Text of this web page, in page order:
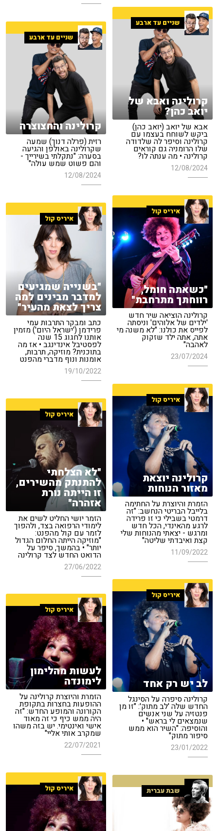
שניים עד ארבע
קרולינה ואבא של
יואב כהן?
אבא של יואב (יואב כהן)
ביקש לשוחח בעצמו עם
קרולינה וסיפר לה שלדודה
שלו הרומניה גם קוראים
קרולינה • מה ענתה לו?
12/08/2024
שניים עד ארבע
קרולינה והחצוצרה
רזית (פרלה דנוך) שמעה
שקרולינה באולפן והגיעה
בסערה: "נתקלתי בשירייך -
והם פשוט שמש עולה"
12/08/2024
איריס קול
"כשאתה חומל,
רווחתך מתרחבת"
קרולינה הוציאה שיר חדש
'ילדים של אלוהים' וניסתה
לפייס את כולנו: "לא משנה מי
אתה, אתה ילד שזקוק
לאהבה"
23/07/2024
איריס קול
"בשנייה שמגיעים
למדבר מבינים למה
צריך לצאת מהעיר"
כתב ומבקר התרבות עמי
פרידמן ('ישראל היום') מזמין
אותנו לחגוג 15 שנה
לפסטיבל אינדינגב • אז מה
בתוכנית? מוזיקה, תרבות,
אומנות ונוף מדברי מהפנט
19/10/2022
איריס קול
קרולינה יוצאת
מאזור הנוחות
הזמרת והיוצרת על החתימה
בלייבל הבריטי הנחשב: "זה
דרמטי בשבילי כי זו פרידה
לרגע מהאינדי, הכל חדש
ומרגש - יצאתי מהנוחות שלי
קצת ואיבדתי שליטה"
11/09/2022
איריס קול
"לא הצלחתי
להתנתק מהשירים,
זו הייתה נורת
אזהרה"
הזמר יושי החליט לשים את
לימודי הרפואה בצד, ולהפוך
לזמר עם קול מהפנט:
"מוזיקה הייתה החלום הגדול
יותר" • בהמשך, סיפר על
הדואט החדש לצד קרולינה
27/06/2022
איריס קול
לב יש רק אחד
קרולינה סיפרה על הסינגל
החדש שלה 'לב מתוק': "זו מן
פנטזיה על שני אנשים
שנמצאים לי בראש" •
והוסיפה: "השיר הוא ממש
סיפור מתוק"
23/01/2022
איריס קול
לעשות מהלימון
לימונדה
הזמרת והיוצרת קרולינה על
ההופעות בחצרות בתקופת
הקורונה והמופע החדש: "זה
היה ממש כיף כי זה מאוד
אישי ואינטימי. יש בזה משהו
שמקרב אותי אליי"
22/07/2021
איריס קול שבת עברית